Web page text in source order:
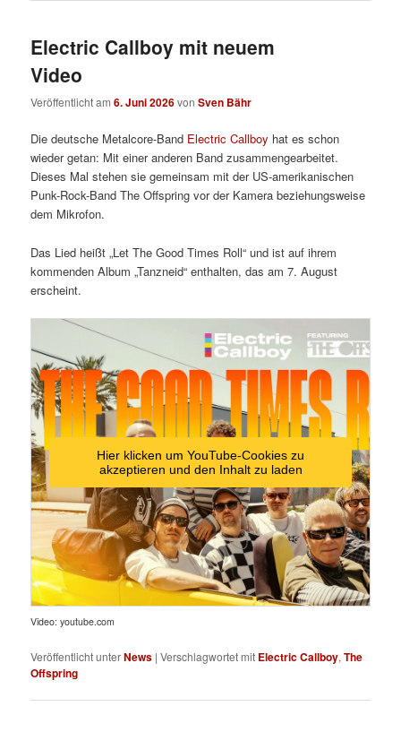
Electric Callboy mit neuem
Video
Veröffentlicht am6. Juni 2026vonSven Bähr
Die deutsche Metalcore-Band Electric Callboy hat es schon
wieder getan: Mit einer anderen Band zusammengearbeitet.
Dieses Mal stehen sie gemeinsam mit der US-amerikanischen
Punk-Rock-Band The Offspring vor der Kamera beziehungsweise
dem Mikrofon.
Das Lied heißt „Let The Good Times Roll“ und ist auf ihrem
kommenden Album „Tanzneid“ enthalten, das am 7. August
erscheint.
Hier klicken um YouTube-Cookies zu
akzeptieren und den Inhalt zu laden
Video: youtube.com
Veröffentlicht unterNews |Verschlagwortet mit Electric Callboy,The
Offspring